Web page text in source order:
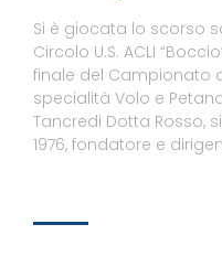
Si è giocata lo scorso
Circolo U.S. ACLI
finale del Campionato
specialità Volo e
Tancredi Dotta Rosso,
1976, fondatore e